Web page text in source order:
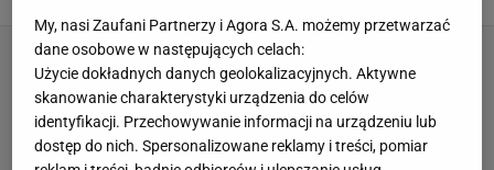
My, nasi Zaufani Partnerzy i Agora S.A. możemy przetwarzać
dane osobowe w następujących celach:
Użycie dokładnych danych geolokalizacyjnych. Aktywne
skanowanie charakterystyki urządzenia do celów
identyfikacji. Przechowywanie informacji na urządzeniu lub
dostęp do nich. Spersonalizowane reklamy i treści, pomiar